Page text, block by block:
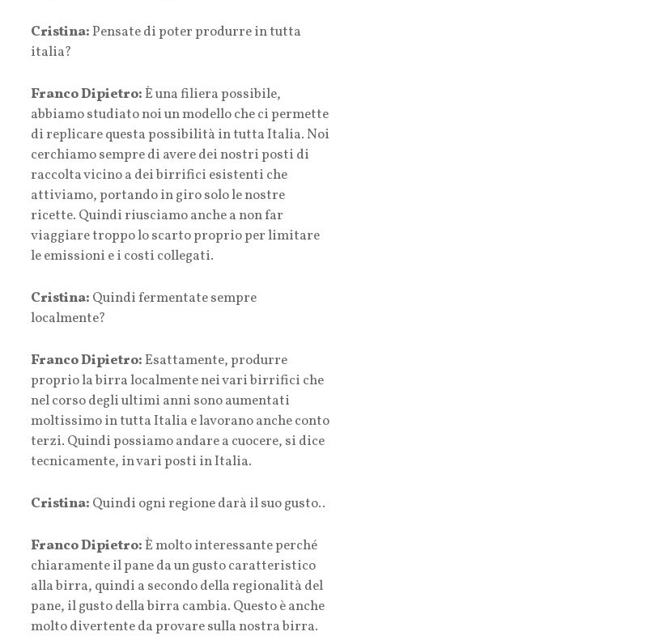
Cristina:Pensate di poter produrre in tutta
italia?
Franco Dipietro:È una filiera possibile,
abbiamo studiato noi un modello che ci permette
di replicare questa possibilità in tutta Italia. Noi
cerchiamo sempre di avere dei nostri posti di
raccolta vicino a dei birrifici esistenti che
attiviamo, portando in giro solo le nostre
ricette. Quindi riusciamo anche a non far
viaggiare troppo lo scarto proprio per limitare
le emissioni e i costi collegati.
Cristina: Quindi fermentate sempre
localmente?
Franco Dipietro:Esattamente, produrre
proprio la birra localmente nei vari birrifici che
nel corso degli ultimi anni sono aumentati
moltissimo in tutta Italia e lavorano anche conto
terzi. Quindi possiamo andare a cuocere, si dice
tecnicamente, in vari posti in Italia.
Cristina: Quindi ogni regione darà il suo gusto..
Franco Dipietro:È molto interessante perché
chiaramente il pane da un gusto caratteristico
alla birra, quindi a secondo della regionalità del
pane, il gusto della birra cambia. Questo è anche
molto divertente da provare sulla nostra birra.